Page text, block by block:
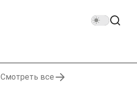
Смотреть все